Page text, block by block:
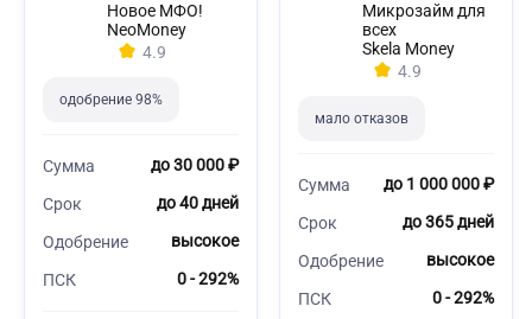
Новое МФО!
NeoMoney
4.9
одобрение 98%
Сумма до 30 000 ₽
Срок до 40 дней
Одобрение высокое
ПСК 0 - 292%
Микрозайм для
всех
Skela Money
4.9
мало отказов
Сумма до 1 000 000 ₽
Срок до 365 дней
Одобрение высокое
ПСК 0 - 292%